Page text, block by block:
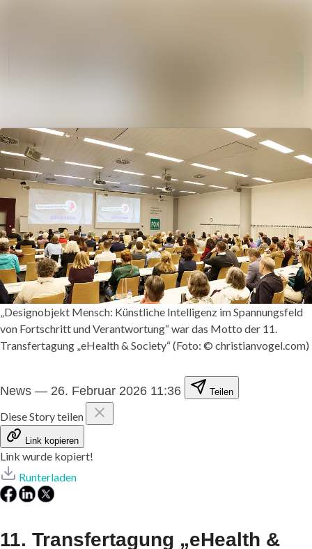
„Designobjekt Mensch: Künstliche Intelligenz im Spannungsfeld
von Fortschritt und Verantwortung“ war das Motto der 11.
Transfertagung „eHealth & Society“ (Foto: © christianvogel.com)
News — 26. Februar 2026 11:36 Teilen
Diese Story teilen
Link kopieren
Link wurde kopiert!
Runterladen
11. Transfertagung „eHealth &